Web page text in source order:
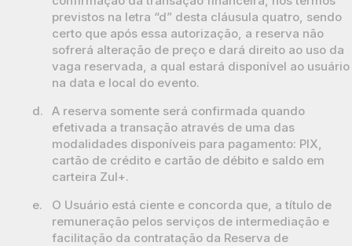
previstos na letra “d” desta cláusula quatro, sendo
certo que após essa autorização, a reserva não
sofrerá alteração de preço e dará direito ao uso da
vaga reservada, a qual estará disponível ao usuário
na data e local do evento.
d.
A reserva somente será confirmada quando
efetivada a transação através de uma das
modalidades disponíveis para pagamento: PIX,
cartão de crédito e cartão de débito e saldo em
carteira Zul+.
e.
O Usuário está ciente e concorda que, a título de
remuneração pelos serviços de intermediação e
facilitação da contratação da Reserva de